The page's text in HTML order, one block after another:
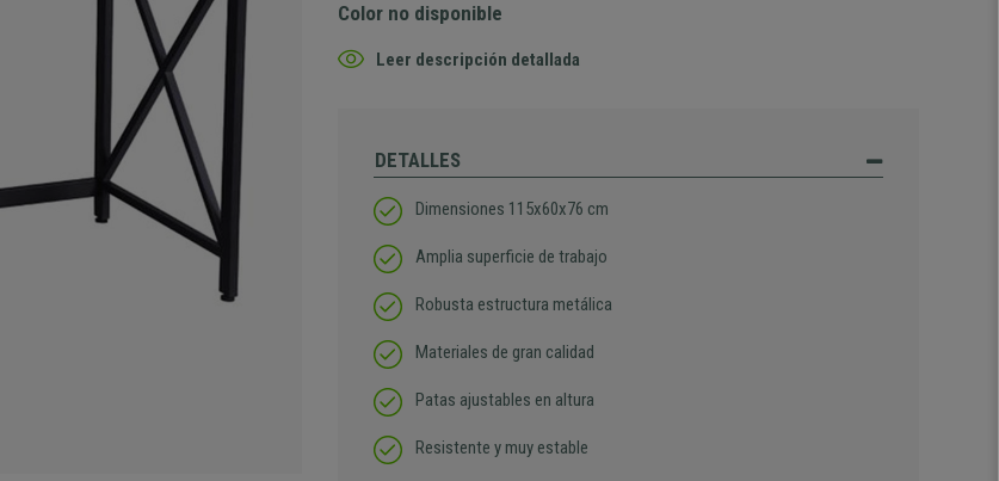
Color no disponible
Leer descripción detallada
DETALLES
Dimensiones 115x60x76 cm
Amplia superficie de trabajo
Robusta estructura metálica
Materiales de gran calidad
Patas ajustables en altura
Resistente y muy estable